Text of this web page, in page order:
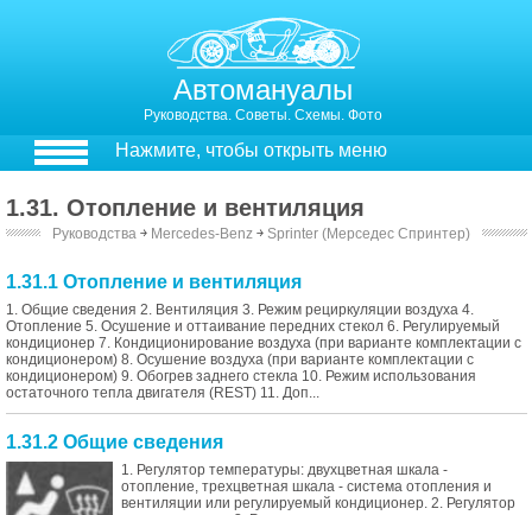
Автомануалы
Руководства. Советы. Схемы. Фото
Нажмите, чтобы открыть меню
1.31. Отопление и вентиляция
Руководства ￫ Mercedes-Benz ￫ Sprinter (Мерседес Спринтер)
1.31.1 Отопление и вентиляция
1. Общие сведения 2. Вентиляция 3. Режим рециркуляции воздуха 4.
Отопление 5. Осушение и оттаивание передних стекол 6. Регулируемый
кондиционер 7. Кондиционирование воздуха (при варианте комплектации с
кондиционером) 8. Осушение воздуха (при варианте комплектации с
кондиционером) 9. Обогрев заднего стекла 10. Режим использования
остаточного тепла двигателя (REST) 11. Доп...
1.31.2 Общие сведения
1. Регулятор температуры: двухцветная шкала -
отопление, трехцветная шкала - система отопления и
вентиляции или регулируемый кондиционер. 2. Регулятор